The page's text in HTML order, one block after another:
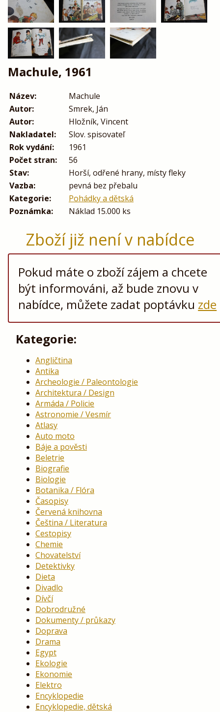
Machule, 1961
Název:
Machule
Autor:
Smrek, Ján
Autor:
Hložník, Vincent
Nakladatel:
Slov. spisovateľ
Rok vydání:
1961
Počet stran:
56
Stav:
Horší, odřené hrany, místy fleky
Vazba:
pevná bez přebalu
Kategorie:
Pohádky a dětská
Poznámka:
Náklad 15.000 ks
Zboží již není v nabídce
Pokud máte o zboží zájem a chcete
být informováni, až bude znovu v
nabídce, můžete zadat poptávku zde
Kategorie:
Angličtina
Antika
Archeologie / Paleontologie
Architektura / Design
Armáda / Policie
Astronomie / Vesmír
Atlasy
Auto moto
Báje a pověsti
Beletrie
Biografie
Biologie
Botanika / Flóra
Časopisy
Červená knihovna
Čeština / Literatura
Cestopisy
Chemie
Chovatelství
Detektivky
Dieta
Divadlo
Dívčí
Dobrodružné
Dokumenty / průkazy
Doprava
Drama
Egypt
Ekologie
Ekonomie
Elektro
Encyklopedie
Encyklopedie, dětská